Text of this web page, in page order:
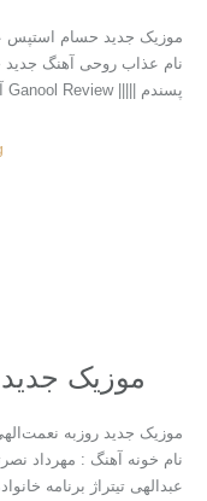
موزیک جدید حسام استپس
پسندم ||||| Ganool Review آهنگ جدیدبک لینک
موزیک
موزیک جدید روزبه
نام خونه آهنگ : مهرداد